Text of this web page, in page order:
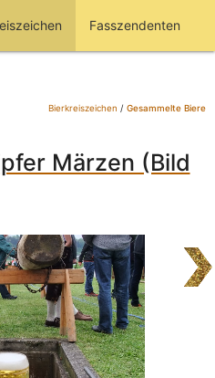
Fasszendenten
Bierkreiszeichen / Gesammelte Biere
Märzen (Bild